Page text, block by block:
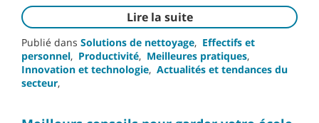
Lire la suite
Publié dans Solutions de nettoyage, Effectifs et
personnel, Productivité, Meilleures pratiques,
Innovation et technologie, Actualités et tendances du
secteur,